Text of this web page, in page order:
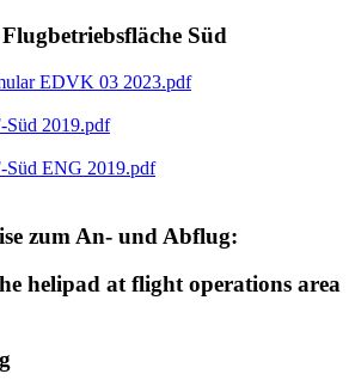
Süd
EDVK 03 2023.pdf
Süd 2019.pdf
Süd ENG 2019.pdf
zum An- und Abflug:
helipad at flight operations area